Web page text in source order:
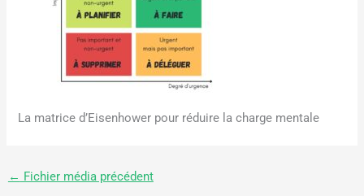
La matrice d’Eisenhower pour réduire la charge mentale
← Fichier média précédent